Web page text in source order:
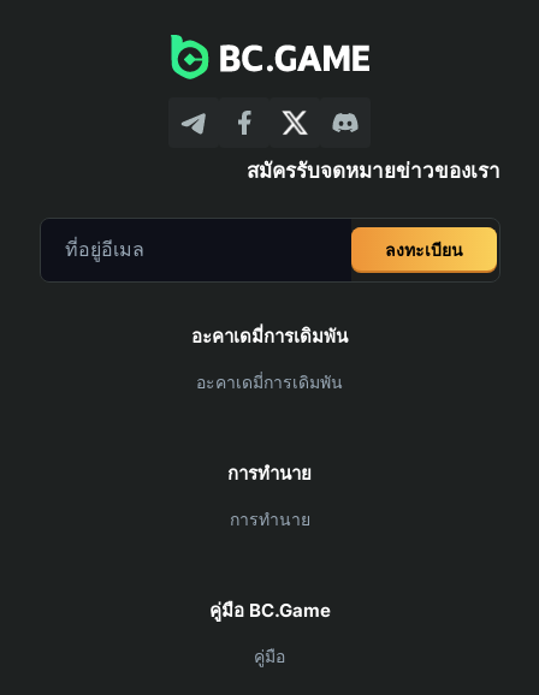
สมัครรับจดหมายข่าวของเรา
ลงทะเบียน
อะคาเดมี่การเดิมพัน
อะคาเดมี่การเดิมพัน
การทำนาย
การทำนาย
คู่มือ BC.Game
คู่มือ